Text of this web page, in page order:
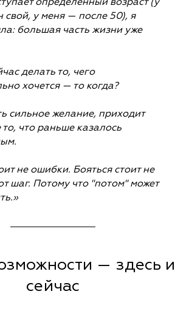
свой, у меня — после 50), я
большая часть жизни уже
делать то, чего
хочется — то когда?
сильное желание, приходит
что раньше казалось
не ошибки. Бояться стоит не
шаг. Потому что "потом" может
— здесь и
сейчас